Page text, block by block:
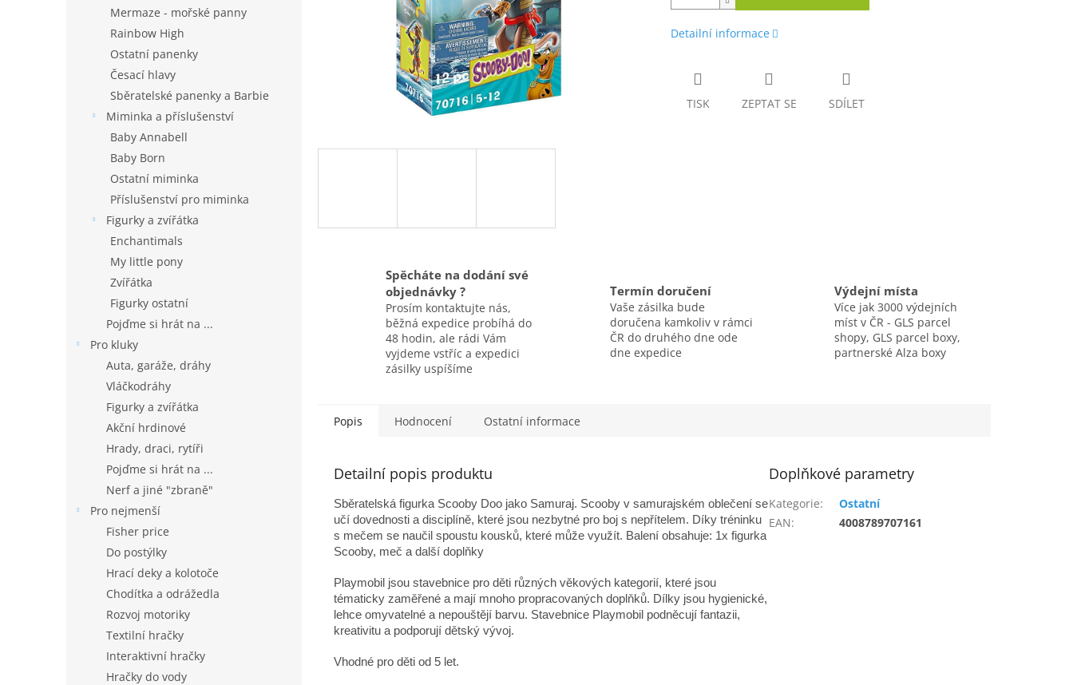
Mermaze - mořské panny
Rainbow High
Ostatní panenky
Česací hlavy
Sběratelské panenky a Barbie
Miminka a příslušenství
Baby Annabell
Baby Born
Ostatní miminka
Příslušenství pro miminka
Figurky a zvířátka
Enchantimals
My little pony
Zvířátka
Figurky ostatní
Pojďme si hrát na ...
Pro kluky
Auta, garáže, dráhy
Vláčkodráhy
Figurky a zvířátka
Akční hrdinové
Hrady, draci, rytíři
Pojďme si hrát na ...
Nerf a jiné "zbraně"
Pro nejmenší
Fisher price
Do postýlky
Hrací deky a kolotoče
Chodítka a odrážedla
Rozvoj motoriky
Textilní hračky
Interaktivní hračky
Hračky do vody
Detailní informace
TISK ZEPTAT SE SDÍLET
Spěcháte na dodání své
objednávky ?
Prosím kontaktujte nás,
běžná expedice probíhá do
48 hodin, ale rádi Vám
vyjdeme vstříc a expedici
zásilky uspíšíme
Termín doručení
Vaše zásilka bude
doručena kamkoliv v rámci
ČR do druhého dne ode
dne expedice
Výdejní místa
Více jak 3000 výdejních
míst v ČR - GLS parcel
shopy, GLS parcel boxy,
partnerské Alza boxy
Popis Hodnocení Ostatní informace
Detailní popis produktu
Sběratelská figurka Scooby Doo jako Samuraj. Scooby v samurajském oblečení se
učí dovednosti a disciplíně, které jsou nezbytné pro boj s nepřítelem. Díky tréninku
s mečem se naučil spoustu kousků, které může využít. Balení obsahuje: 1x figurka
Scooby, meč a další doplňky
Playmobil jsou stavebnice pro děti různých věkových kategorií, které jsou
tématicky zaměřené a mají mnoho propracovaných doplňků. Dílky jsou hygienické,
lehce omyvatelné a nepouštějí barvu. Stavebnice Playmobil podněcují fantazii,
kreativitu a podporují dětský vývoj.
Vhodné pro děti od 5 let.
Doplňkové parametry
Kategorie:
Ostatní
EAN: 4008789707161